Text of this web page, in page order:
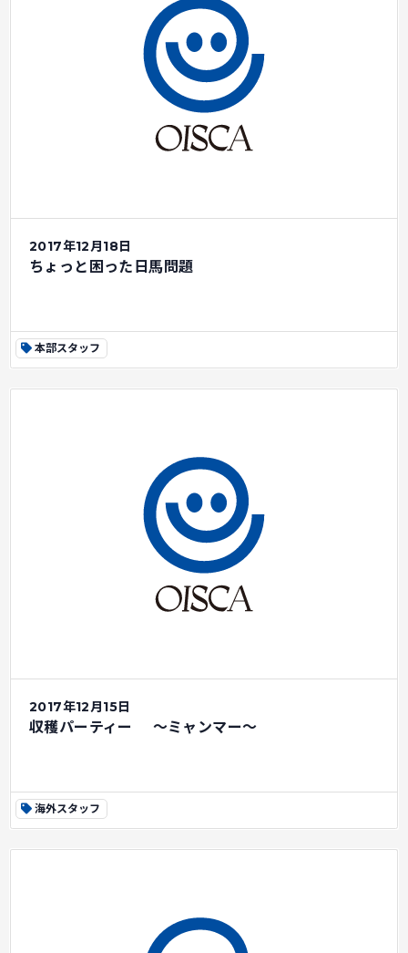
2017年12月18日
ちょっと困った日馬問題
本部スタッフ
2017年12月15日
収穫パーティー ～ミャンマー～
海外スタッフ